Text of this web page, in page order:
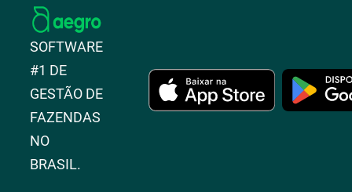
SOFTWARE
#1 DE
GESTÃO DE
FAZENDAS
NO
BRASIL.